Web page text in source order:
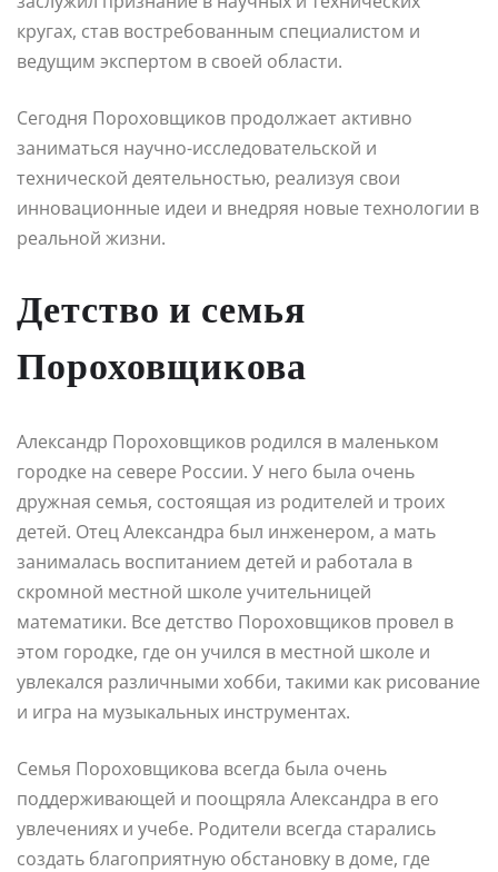
кругах, став востребованным специалистом и
ведущим экспертом в своей области.
Сегодня Пороховщиков продолжает активно
заниматься научно-исследовательской и
технической деятельностью, реализуя свои
инновационные идеи и внедряя новые технологии в
реальной жизни.
Детство и семья
Пороховщикова
Александр Пороховщиков родился в маленьком
городке на севере России. У него была очень
дружная семья, состоящая из родителей и троих
детей. Отец Александра был инженером, а мать
занималась воспитанием детей и работала в
скромной местной школе учительницей
математики. Все детство Пороховщиков провел в
этом городке, где он учился в местной школе и
увлекался различными хобби, такими как рисование
и игра на музыкальных инструментах.
Семья Пороховщикова всегда была очень
поддерживающей и поощряла Александра в его
увлечениях и учебе. Родители всегда старались
создать благоприятную обстановку в доме, где